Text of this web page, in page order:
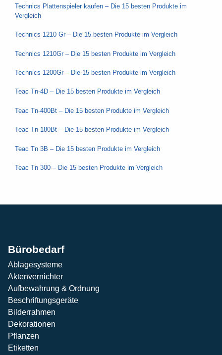
Technics Plattenspieler kaufen – Die 15 besten Produkte im
Vergleich
Technics 1210 Gr – Die 15 besten Produkte im Vergleich
Technics 1210Gr – Die 15 besten Produkte im Vergleich
Technics 1200Gr – Die 15 besten Produkte im Vergleich
Teac Tn-4D – Die 15 besten Produkte im Vergleich
Teac Tn-400Bt – Die 15 besten Produkte im Vergleich
Teac Tn-180Bt – Die 15 besten Produkte im Vergleich
Teac Tn 3B – Die 15 besten Produkte im Vergleich
Teac Tn 300 – Die 15 besten Produkte im Vergleich
Bürobedarf
Ablagesysteme
Aktenvernichter
Aufbewahrung & Ordnung
Beschriftungsgeräte
Bilderrahmen
Dekorationen
Pflanzen
Etiketten